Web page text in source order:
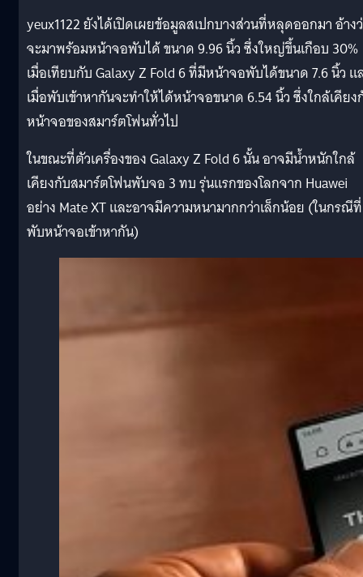
yeux1122 ยังได้เปิดเผยข้อมูลสเปกบางส่วนที่หลุดออกมา อ้าง
จะมาพร้อมหน้าจอพับได้ ขนาด 9.96 นิ้ว ซึ่งใหญ่ขึ้นเกือบ 30%
เมื่อเทียบกับ Galaxy Z Fold 6 ที่มีหน้าจอพับได้ขนาด 7.6 นิ้ว แ
เมื่อพับเข้าหากันจะทำให้ได้หน้าจอขนาด 6.54 นิ้ว ซึ่งใกล้เคีย
หน้าจอของสมาร์ตโฟนทั่วไป
ในขณะที่ตัวเครื่องของ Galaxy Z Fold 6 นั้น อาจมีน้ำหนักใกล้
เคียงกับสมาร์ตโฟนพับจอ 3 ทบ รุ่นแรกของโลกจาก Huawei
อย่าง Mate XT และอาจมีความหนามากกว่าเล็กน้อย (ในกรณีที่
พับหน้าจอเข้าหากัน)